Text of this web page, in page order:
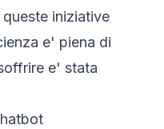
iniziative
e' piena di
e' stata